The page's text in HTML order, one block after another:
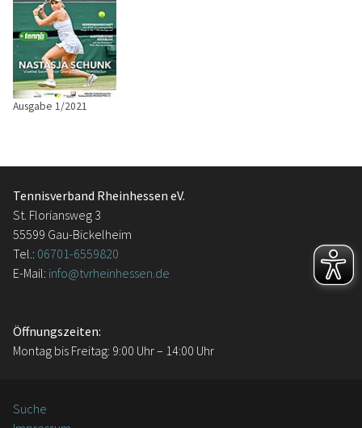
Ausgabe 1/2021
Tennisverband Rheinhessen eV.
St. Floriansweg 3
55599 Gau-Bickelheim
Tel.: 06701-6559820
E-Mail: info@tvrheinhessen.de
Öffnungszeiten:
Montag bis Freitag: 9:00 Uhr – 14:00 Uhr
Suche